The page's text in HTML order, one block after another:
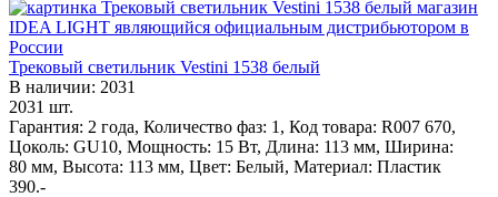
Трековый светильник Vestini 1538 белый
В наличии: 2031
2031 шт.
Гарантия: 2 года, Количество фаз: 1, Код товара: R007 670,
Цоколь: GU10, Мощность: 15 Вт, Длина: 113 мм, Ширина:
80 мм, Высота: 113 мм, Цвет: Белый, Материал: Пластик
390.-